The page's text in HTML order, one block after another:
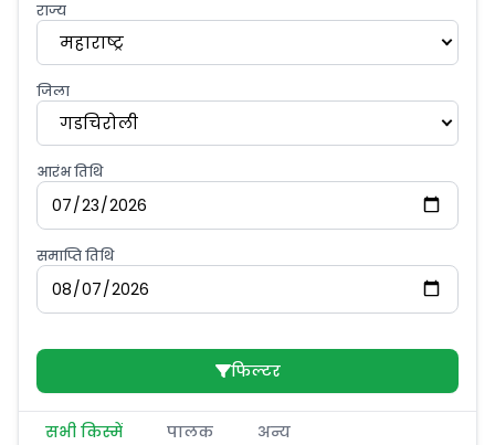
राज्य
महाराष्ट्र
जिला
गडचिरोली
आरंभ तिथि
समाप्ति तिथि
फिल्टर
सभी किस्में पालक अन्य